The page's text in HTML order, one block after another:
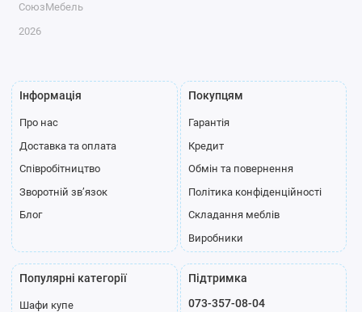
СоюзМебель
2026
Інформація
Про нас
Доставка та оплата
Співробітництво
Зворотній зв’язок
Блог
Покупцям
Гарантія
Кредит
Обмін та повернення
Політика конфіденційності
Складання меблів
Виробники
Популярні категорії
Шафи купе
Підтримка
073-357-08-04